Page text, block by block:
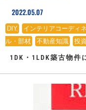
2022.05.07
DIY、 インテリアコーディ
ル・部材、 不動産知識、 投
1DK・1LDK築古物件